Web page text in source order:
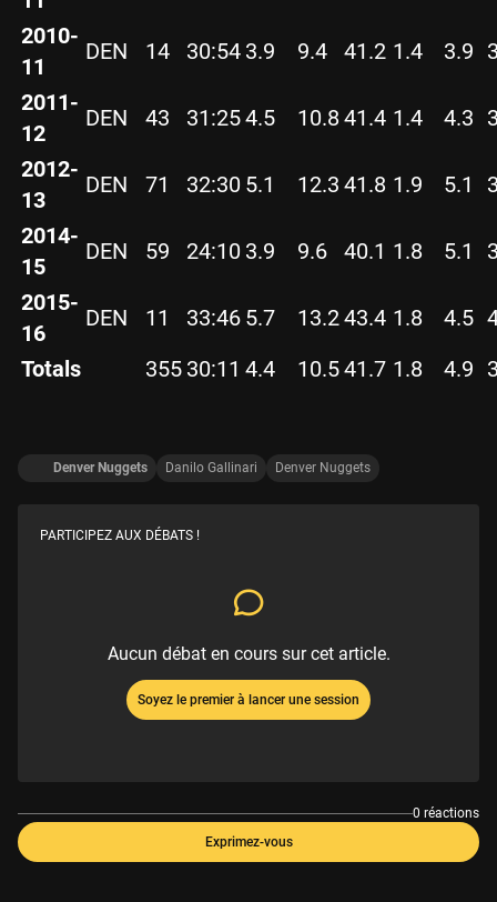
2010-
11
DEN 14 30:54 3.9 9.4 41.2 1.4 3.9
2011-
12
DEN 43 31:254.5 10.841.4 1.4 4.3
2012-
13
DEN 71 32:30 5.1 12.3 41.8 1.9 5.1
2014-
15
DEN 59 24:10 3.9 9.6 40.1 1.8 5.1
2015-
16
DEN 11 33:46 5.7 13.243.4 1.8 4.5
Totals
355 30:11 4.4 10.541.7 1.8 4.9
Denver Nuggets Danilo Gallinari Denver Nuggets
PARTICIPEZ AUX DÉBATS !
Aucun débat en cours sur cet article.
Soyez le premier à lancer une session
0 réactions
Exprimez-vous